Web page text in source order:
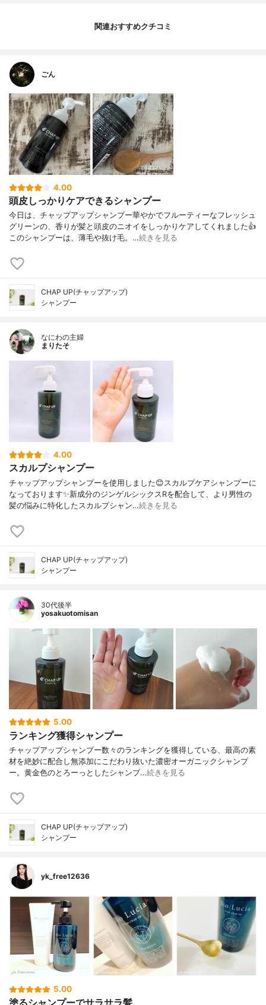
関連おすすめクチコミ
ごん
4.00
頭皮しっかりケアできるシャンプー
今日は、チャップアップシャンプー華やかでフルーティーなフレッシュ
グリーンの、香りが髪と頭皮のニオイをしっかりケアしてくれました👍
このシャンプーは、薄毛や抜け毛。…続きを見る
CHAP UP(チャップアップ)
シャンプー
なにわの主婦
まりたそ
4.00
スカルプシャンプー
チャップアップシャンプーを使用しました😊スカルプケアシャンプーに
なっております✨新成分のジンゲルシックスRを配合して、より男性の
髪の悩みに特化したスカルプシャン…続きを見る
CHAP UP(チャップアップ)
シャンプー
30代後半
yosakuotomisan
5.00
ランキング獲得シャンプー
チャップアップシャンプー数々のランキングを獲得している、最高の素
材を絶妙に配合し無添加にこだわり抜いた濃密オーガニックシャンプ
ー。黄金色のとろーっとしたシャンプ…続きを見る
CHAP UP(チャップアップ)
シャンプー
yk_free12636
5.00
塗るシャンプーでサラサラ髪